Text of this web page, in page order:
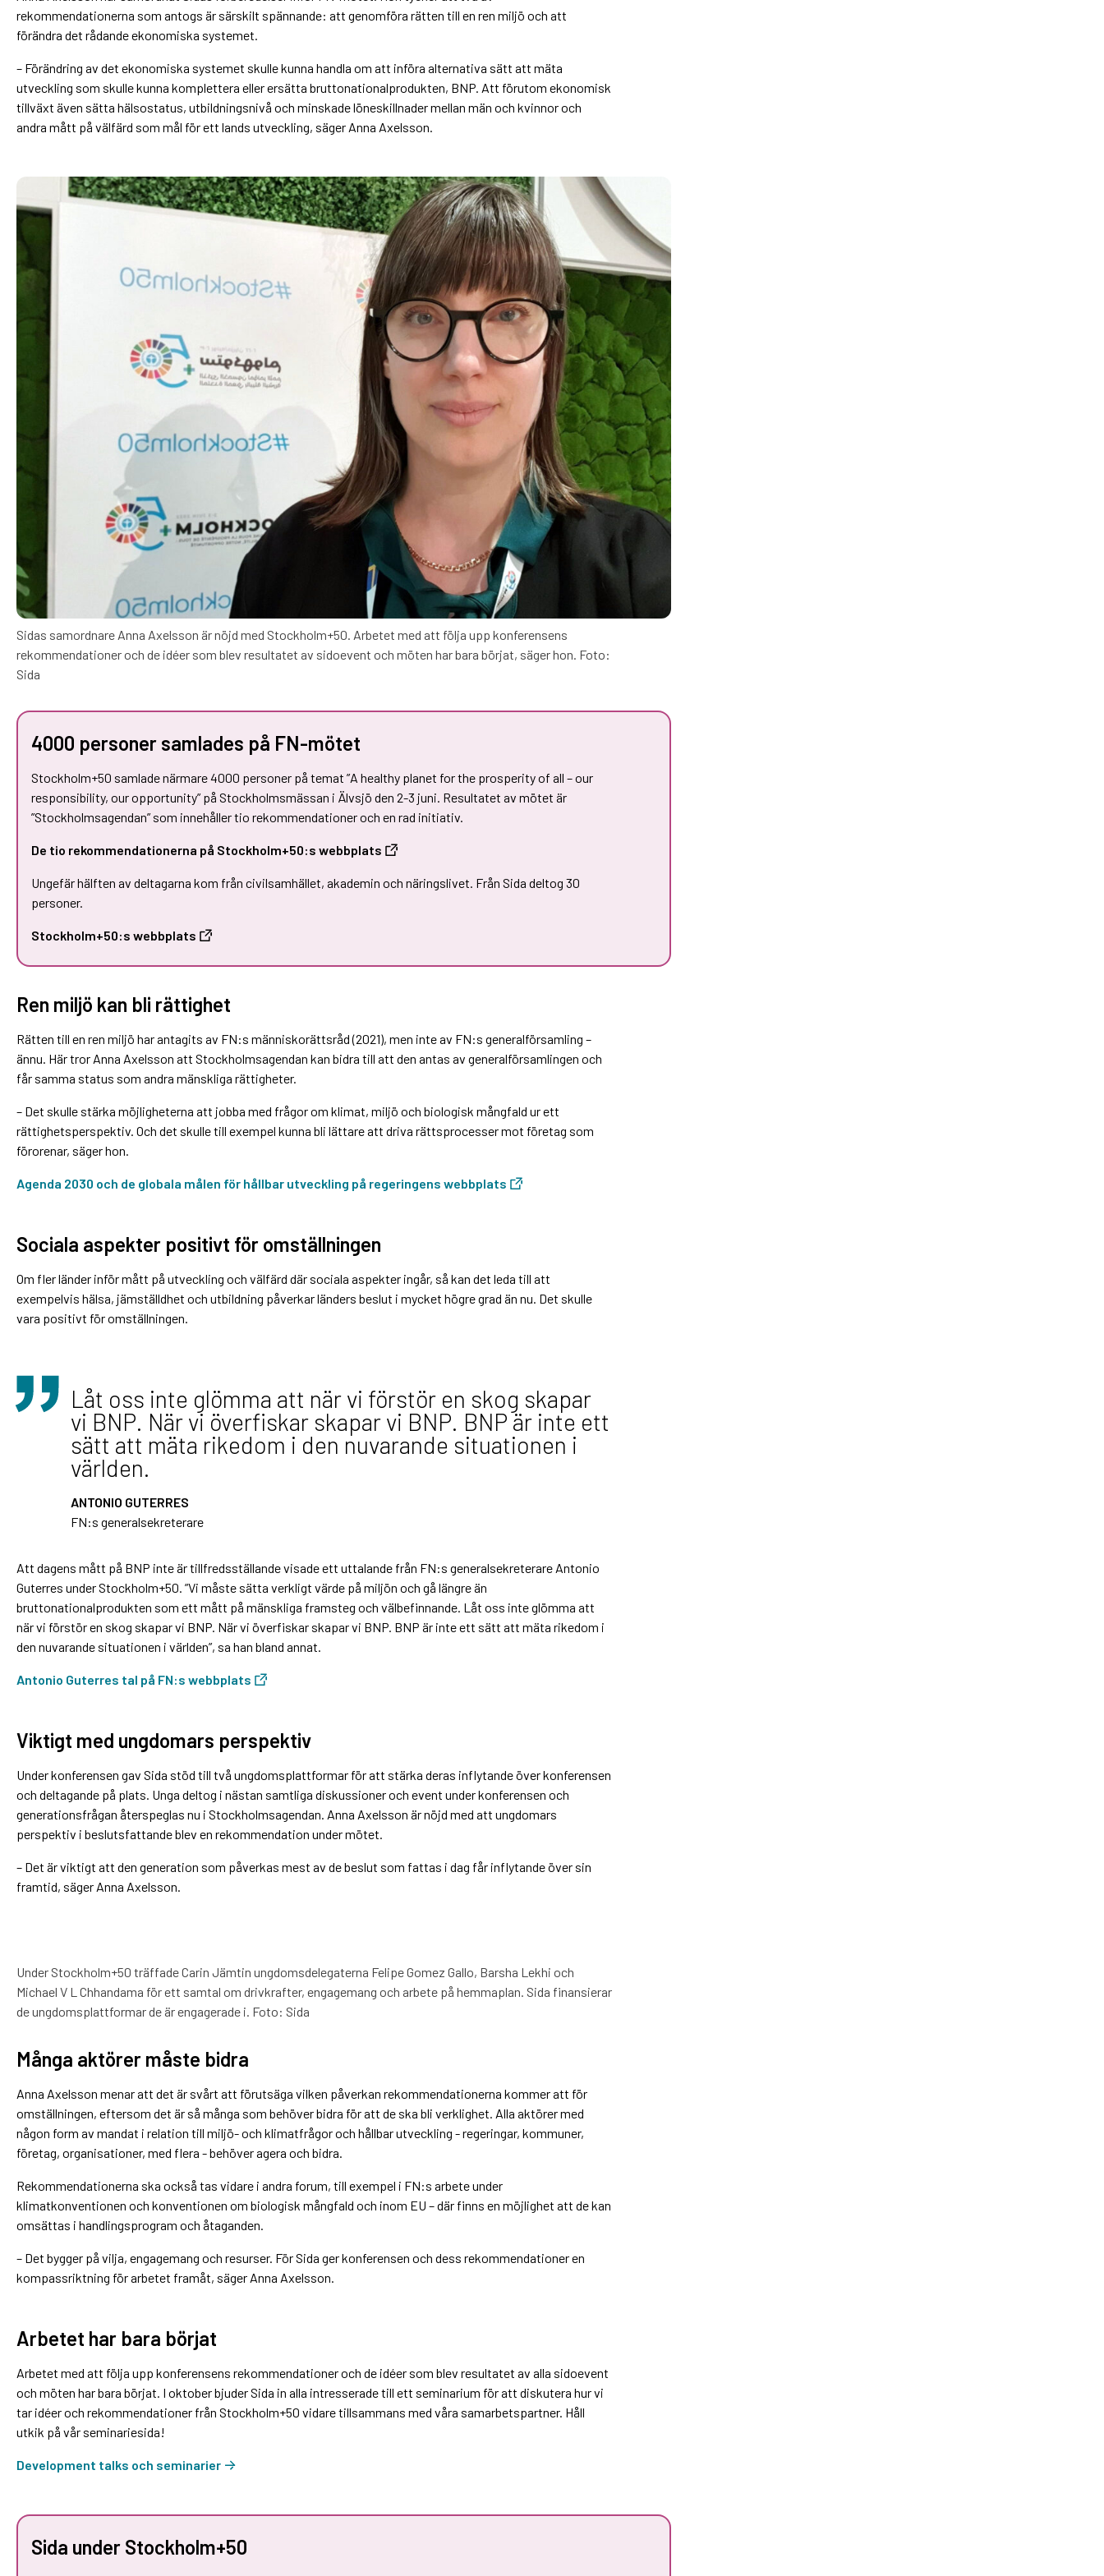
rekommendationerna som antogs är särskilt spännande: att genomföra rätten till en ren miljö och att
förändra det rådande ekonomiska systemet.
– Förändring av det ekonomiska systemet skulle kunna handla om att införa alternativa sätt att mäta
utveckling som skulle kunna komplettera eller ersätta bruttonationalprodukten, BNP. Att förutom ekonomisk
tillväxt även sätta hälsostatus, utbildningsnivå och minskade löneskillnader mellan män och kvinnor och
andra mått på välfärd som mål för ett lands utveckling, säger Anna Axelsson.
Sidas samordnare Anna Axelsson är nöjd med Stockholm+50. Arbetet med att följa upp konferensens
rekommendationer och de idéer som blev resultatet av sidoevent och möten har bara börjat, säger hon. Foto:
Sida
4000 personer samlades på FN-mötet
Stockholm+50 samlade närmare 4000 personer på temat ”A healthy planet for the prosperity of all – our
responsibility, our opportunity” på Stockholmsmässan i Älvsjö den 2-3 juni. Resultatet av mötet är
”Stockholmsagendan” som innehåller tio rekommendationer och en rad initiativ.
De tio rekommendationerna på Stockholm+50:s webbplats
Ungefär hälften av deltagarna kom från civilsamhället, akademin och näringslivet. Från Sida deltog 30
personer.
Stockholm+50:s webbplats
Ren miljö kan bli rättighet
Rätten till en ren miljö har antagits av FN:s människorättsråd (2021), men inte av FN:s generalförsamling –
ännu. Här tror Anna Axelsson att Stockholmsagendan kan bidra till att den antas av generalförsamlingen och
får samma status som andra mänskliga rättigheter.
– Det skulle stärka möjligheterna att jobba med frågor om klimat, miljö och biologisk mångfald ur ett
rättighetsperspektiv. Och det skulle till exempel kunna bli lättare att driva rättsprocesser mot företag som
förorenar, säger hon.
Agenda 2030 och de globala målen för hållbar utveckling på regeringens webbplats
Sociala aspekter positivt för omställningen
Om fler länder inför mått på utveckling och välfärd där sociala aspekter ingår, så kan det leda till att
exempelvis hälsa, jämställdhet och utbildning påverkar länders beslut i mycket högre grad än nu. Det skulle
vara positivt för omställningen.
Låt oss inte glömma att när vi förstör en skog skapar
vi BNP. När vi överfiskar skapar vi BNP. BNP är inte ett
sätt att mäta rikedom i den nuvarande situationen i
världen.
ANTONIO GUTERRES
FN:s generalsekreterare
Att dagens mått på BNP inte är tillfredsställande visade ett uttalande från FN:s generalsekreterare Antonio
Guterres under Stockholm+50. ”Vi måste sätta verkligt värde på miljön och gå längre än
bruttonationalprodukten som ett mått på mänskliga framsteg och välbefinnande. Låt oss inte glömma att
när vi förstör en skog skapar vi BNP. När vi överfiskar skapar vi BNP. BNP är inte ett sätt att mäta rikedom i
den nuvarande situationen i världen”, sa han bland annat.
Antonio Guterres tal på FN:s webbplats
Viktigt med ungdomars perspektiv
Under konferensen gav Sida stöd till två ungdomsplattformar för att stärka deras inflytande över konferensen
och deltagande på plats. Unga deltog i nästan samtliga diskussioner och event under konferensen och
generationsfrågan återspeglas nu i Stockholmsagendan. Anna Axelsson är nöjd med att ungdomars
perspektiv i beslutsfattande blev en rekommendation under mötet.
– Det är viktigt att den generation som påverkas mest av de beslut som fattas i dag får inflytande över sin
framtid, säger Anna Axelsson.
Under Stockholm+50 träffade Carin Jämtin ungdomsdelegaterna Felipe Gomez Gallo, Barsha Lekhi och
Michael V L Chhandama för ett samtal om drivkrafter, engagemang och arbete på hemmaplan. Sida finansierar
de ungdomsplattformar de är engagerade i. Foto: Sida
Många aktörer måste bidra
Anna Axelsson menar att det är svårt att förutsäga vilken påverkan rekommendationerna kommer att för
omställningen, eftersom det är så många som behöver bidra för att de ska bli verklighet. Alla aktörer med
någon form av mandat i relation till miljö- och klimatfrågor och hållbar utveckling - regeringar, kommuner,
företag, organisationer, med flera - behöver agera och bidra.
Rekommendationerna ska också tas vidare i andra forum, till exempel i FN:s arbete under
klimatkonventionen och konventionen om biologisk mångfald och inom EU – där finns en möjlighet att de kan
omsättas i handlingsprogram och åtaganden.
– Det bygger på vilja, engagemang och resurser. För Sida ger konferensen och dess rekommendationer en
kompassriktning för arbetet framåt, säger Anna Axelsson.
Arbetet har bara börjat
Arbetet med att följa upp konferensens rekommendationer och de idéer som blev resultatet av alla sidoevent
och möten har bara börjat. I oktober bjuder Sida in alla intresserade till ett seminarium för att diskutera hur vi
tar idéer och rekommendationer från Stockholm+50 vidare tillsammans med våra samarbetspartner. Håll
utkik på vår seminariesida!
Development talks och seminarier
Sida under Stockholm+50